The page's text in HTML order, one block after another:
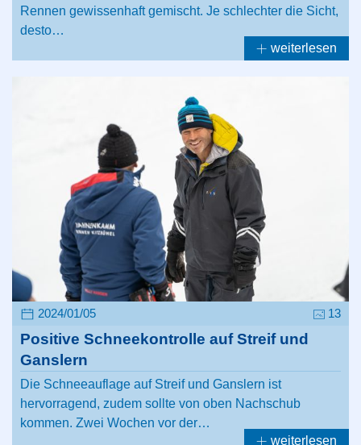
Rennen gewissenhaft gemischt. Je schlechter die Sicht,
desto…
weiterlesen
2024/01/05 13
Positive Schneekontrolle auf Streif und
Ganslern
Die Schneeauflage auf Streif und Ganslern ist
hervorragend, zudem sollte von oben Nachschub
kommen. Zwei Wochen vor der…
weiterlesen